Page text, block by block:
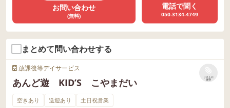
お問い合わせ
(無料)
電話で聞く
050-3134-4749
まとめて問い合わせする
放課後等デイサービス
あんど遊 KID’S こやまだい
リストに
保存
空きあり 送迎あり 土日祝営業